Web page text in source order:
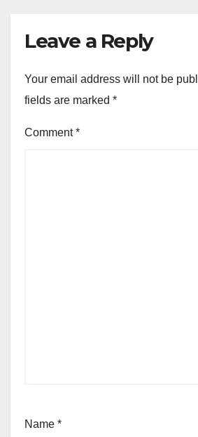
Leave a Reply
Your email address will not be
fields are marked *
Comment*
Name *